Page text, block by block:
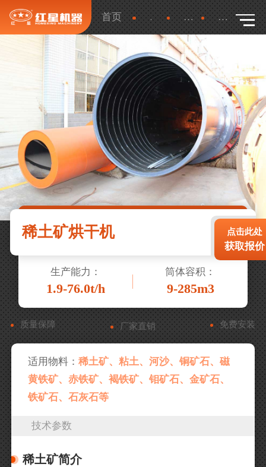
首页 产品 更多 详细
稀土矿烘干机 点击此处
获取报价
生产能力：
1.9-76.0t/h
筒体容积：
9-285m3
质量保障 厂家直销 免费安装
适用物料：稀土矿、粘土、河沙、铜矿石、磁
黄铁矿、赤铁矿、褐铁矿、钼矿石、金矿石、
铁矿石、石灰石等
技术参数
稀土矿简介